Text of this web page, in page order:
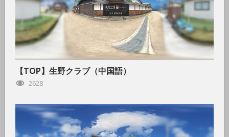
【TOP】生野クラブ（中国語）
2628